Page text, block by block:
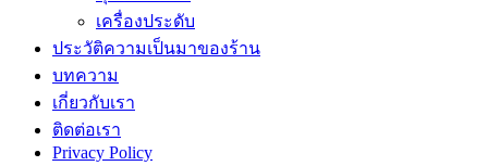
เครื่องประดับ
ประวัติความเป็นมาของร้าน
บทความ
เกี่ยวกับเรา
ติดต่อเรา
Privacy Policy